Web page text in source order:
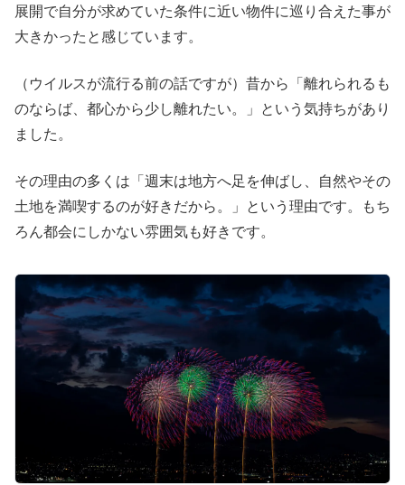
展開で自分が求めていた条件に近い物件に巡り合えた事が
大きかったと感じています。
（ウイルスが流行る前の話ですが）昔から「離れられるも
のならば、都心から少し離れたい。」という気持ちがあり
ました。
その理由の多くは「週末は地方へ足を伸ばし、自然やその
土地を満喫するのが好きだから。」という理由です。もち
ろん都会にしかない雰囲気も好きです。